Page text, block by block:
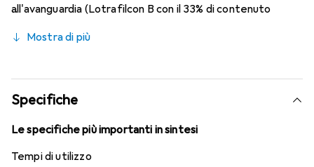
all'avanguardia (Lotrafilcon B con il 33% di contenuto
Moisture Matrix e la nota tecnologia SmartShield,
conosci. Comfort e assenza di fastidi per tutto il giorno
con queste lenti mensili.
Mostra di più
Specifiche
Le specifiche più importanti in sintesi
Tempi di utilizzo